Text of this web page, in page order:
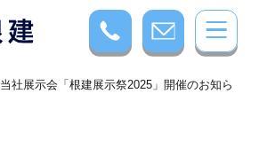
当社展示会「根建展示祭2025」開催のお知ら